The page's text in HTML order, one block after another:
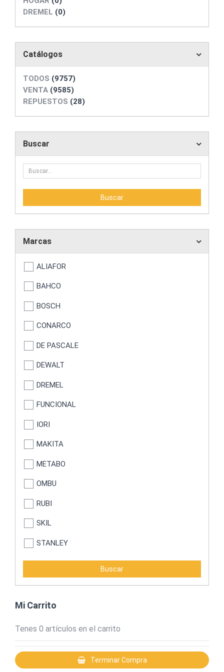
DREMEL (0)
Catálogos
TODOS (9757)
VENTA (9585)
REPUESTOS (28)
Buscar
Marcas
ALIAFOR
BAHCO
BOSCH
CONARCO
DE PASCALE
DEWALT
DREMEL
FUNCIONAL
IORI
MAKITA
METABO
OMBU
RUBI
SKIL
STANLEY
STRONGER
MOTOMEL
Bremen
BLACK & DECKER
Mi Carrito
Tenes 0 artículos en el carrito
Terminar Compra